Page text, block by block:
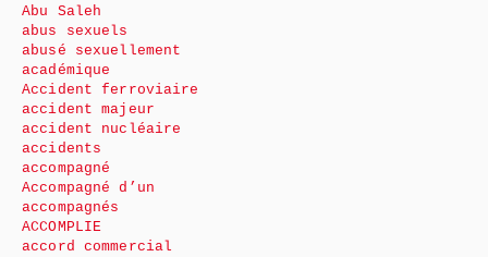
Abu Saleh
abus sexuels
abusé sexuellement
académique
Accident ferroviaire
accident majeur
accident nucléaire
accidents
accompagné
Accompagné d’un
accompagnés
ACCOMPLIE
accord commercial